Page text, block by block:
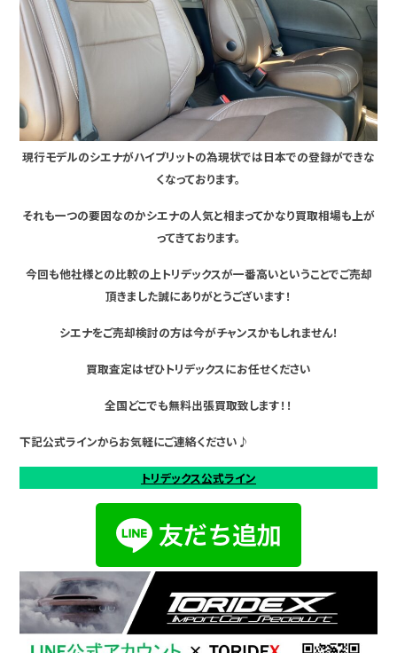
現行モデルのシエナがハイブリットの為現状では日本での登録ができな
くなっております。
それも一つの要因なのかシエナの人気と相まってかなり買取相場も上が
ってきております。
今回も他社様との比較の上トリデックスが一番高いということでご売却
頂きました誠にありがとうございます！
シエナをご売却検討の方は今がチャンスかもしれません！
買取査定はぜひトリデックスにお任せください
全国どこでも無料出張買取致します！！
下記公式ラインからお気軽にご連絡ください♪
トリデックス公式ライン